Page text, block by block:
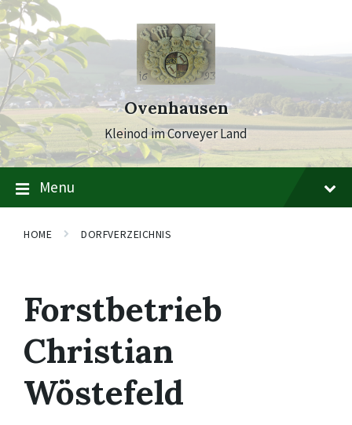
Skip
to
content
Skip
to
main
navigation
Skip
to
footer
Ovenhausen
Kleinod im Corveyer Land
Menu
HOME DORFVERZEICHNIS
Forstbetrieb
Christian
Wöstefeld